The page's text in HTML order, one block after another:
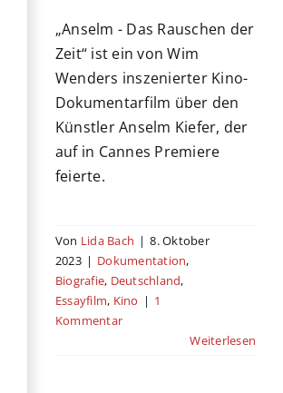
„Anselm - Das Rauschen der
Zeit“ ist ein von Wim
Wenders inszenierter Kino-
Dokumentarfilm über den
Künstler Anselm Kiefer, der
auf in Cannes Premiere
feierte.
Von Lida Bach | 8. Oktober
2023 | Dokumentation,
Biografie, Deutschland,
Essayfilm, Kino | 1
Kommentar
Weiterlesen